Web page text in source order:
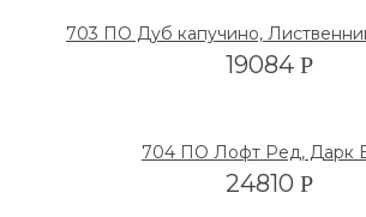
703 ПО Дуб капучино,
19084 Р
704 ПО Лофт Ред, Дарк
24810 Р